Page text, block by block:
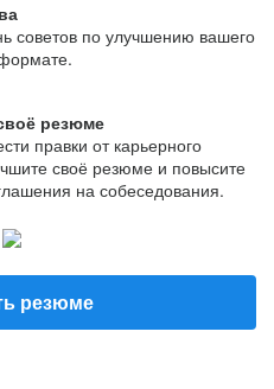
советов по улучшению вашего
резюме
правки от карьерного
своё резюме и повысите
на собеседования.
резюме